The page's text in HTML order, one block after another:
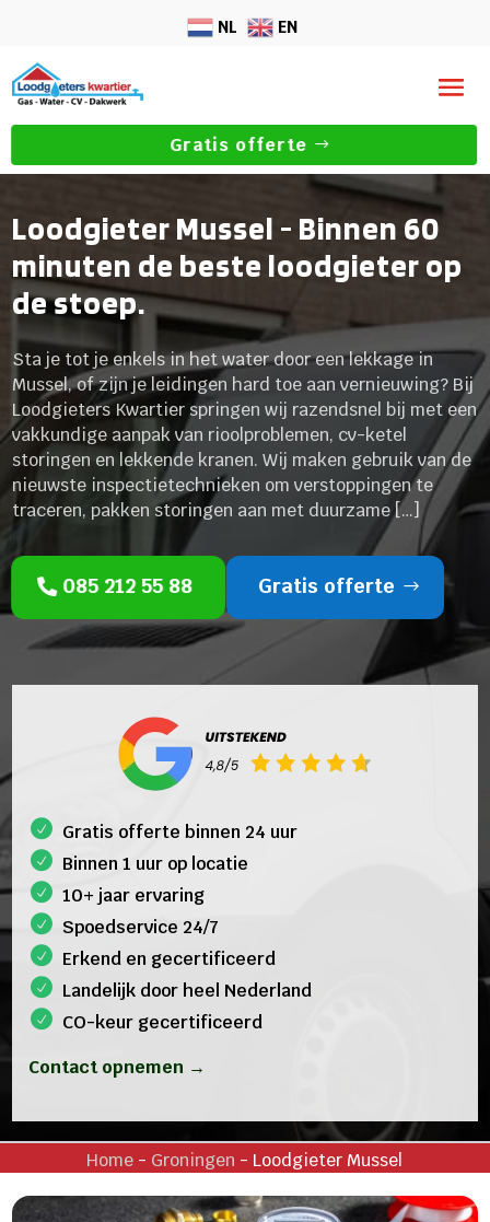
NL EN
Gratis offerte
Loodgieter Mussel - Binnen 60
minuten de beste loodgieter op
de stoep.
Sta je tot je enkels in het water door een lekkage in
Mussel, of zijn je leidingen hard toe aan vernieuwing? Bij
Loodgieters Kwartier springen wij razendsnel bij met een
vakkundige aanpak van rioolproblemen, cv-ketel
storingen en lekkende kranen. Wij maken gebruik van de
nieuwste inspectietechnieken om verstoppingen te
traceren, pakken storingen aan met duurzame […]
085 212 55 88 Gratis offerte
Gratis offerte binnen 24 uur
Binnen 1 uur op locatie
10+ jaar ervaring
Spoedservice 24/7
Erkend en gecertificeerd
Landelijk door heel Nederland
CO-keur gecertificeerd
Contact opnemen →
Home - Groningen - Loodgieter Mussel